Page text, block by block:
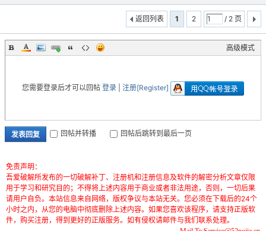
1 2 / 2 页
返回列表
高级模式
您需要登录后才可以回帖 登录 注册[Register]
发表回复 回帖并转播 回帖后跳转到最后一页
免责声明：
吾爱破解所发布的一切破解补丁、注册机和注册信息及软件的解密分析文章仅限
用于学习和研究目的；不得将上述内容用于商业或者非法用途，否则，一切后果
请用户自负。本站信息来自网络，版权争议与本站无关。您必须在下载后的24个
小时之内，从您的电脑中彻底删除上述内容。如果您喜欢该程序，请支持正版软
件，购买注册，得到更好的正版服务。如有侵权请邮件与我们联系处理。